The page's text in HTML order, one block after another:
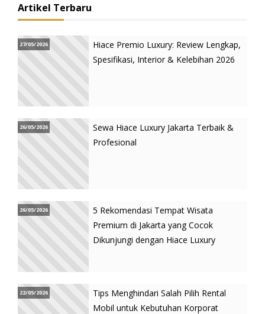
Artikel Terbaru
27/05/2026
Hiace Premio Luxury: Review Lengkap,
Spesifikasi, Interior & Kelebihan 2026
26/05/2026
Sewa Hiace Luxury Jakarta Terbaik &
Profesional
26/05/2026
5 Rekomendasi Tempat Wisata
Premium di Jakarta yang Cocok
Dikunjungi dengan Hiace Luxury
22/05/2026
Tips Menghindari Salah Pilih Rental
Mobil untuk Kebutuhan Korporat